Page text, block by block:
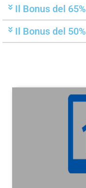
Il Bonus del 65%
Il Bonus del 50%